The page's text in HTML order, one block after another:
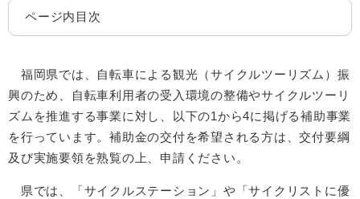
ページ内目次
福岡県では、自転車による観光（サイクルツーリズム）振
興のため、自転車利用者の受入環境の整備やサイクルツーリ
ズムを推進する事業に対し、以下の1から4に掲げる補助事業
を行っています。補助金の交付を希望される方は、交付要綱
及び実施要領を熟覧の上、申請ください。
県では、「サイクルステーション」や「サイクリストに優